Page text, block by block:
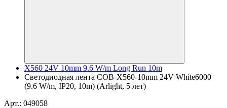
X560 24V 10mm 9.6 W/m Long Run 10m
Светодиодная лента COB-X560-10mm 24V White6000
(9.6 W/m, IP20, 10m) (Arlight, 5 лет)
Арт.: 049058